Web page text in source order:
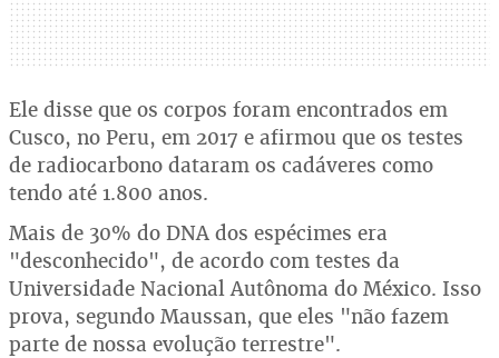
Ele disse que os corpos foram encontrados em
Cusco, no Peru, em 2017 e afirmou que os testes
de radiocarbono dataram os cadáveres como
tendo até 1.800 anos.
Mais de 30% do DNA dos espécimes era
"desconhecido", de acordo com testes da
Universidade Nacional Autônoma do México. Isso
prova, segundo Maussan, que eles "não fazem
parte de nossa evolução terrestre".